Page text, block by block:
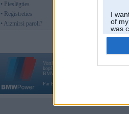
I
of
was
• Pieslēgties
• Reģistrēties
• Aizmirsi paroli?
Vortāls BMWPower.lv darbojas
kopš 2002. gada 14. maija. Tas nav auto
BMW AG.
Par BMWPower